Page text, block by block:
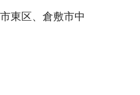
東区、倉敷市中